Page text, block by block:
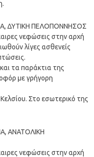
ΔΥΤΙΚΗ ΠΕΛΟΠΟΝΝΗΣΟΣ
νεφώσεις στην αρχή
λίγες ασθενείς
και τα παράκτια της
με γρήγορη
Στο εσωτερικό της
ΑΝΑΤΟΛΙΚΗ
νεφώσεις στην αρχή